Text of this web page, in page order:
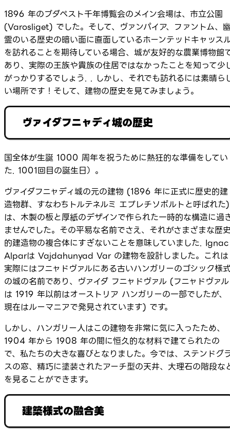
1896 年のブダペスト千年博覧会のメイン会場は、市立公園
(Varosliget) でした。そして、ヴァンパイア、ファントム、
霊のいる歴史の暗い面に直面しているホーンテッドキャッス
を訪れることを期待している場合、城が友好的な農業博物館
あり、実際の王族や貴族の住居ではなかったことを知って少
がっかりするでしょう. . しかし、それでも訪れるには素晴ら
い場所です！そして、建物の歴史を見てみましょう。
ヴァイダフニャディ城の歴史
国全体が生誕 1000 周年を祝うために熱狂的な準備をしてい
た. 1001回目の誕生日）。
ヴァイダフニャディ城の元の建物 (1896 年に正式に歴史的建
造物群、すなわちトルテネルミ エプレチソポルトと呼ばれた)
は、木製の板と厚紙のデザインで作られた一時的な構造に過
ませんでした。その平易な名前でさえ、それがさまざまな歴
的建造物の複合体にすぎないことを意味していました. Ignac
Alparは Vajdahunyad Var の建物を設計しました。これは
実際にはフニャドヴァルにある古いハンガリーのゴシック様
の城の名前であり、ヴァイダ フニャドヴァル (フニャドヴァル
は 1919 年以前はオーストリア ハンガリーの一部でしたが、
現在はルーマニアで発見されています) です。
しかし、ハンガリー人はこの建物を非常に気に入ったため、
1904 年から 1908 年の間に恒久的な材料で建てられたの
で、私たちの大きな喜びとなりました。今では、ステンドグ
スの窓、精巧に塗装されたアーチ型の天井、大理石の階段な
を見ることができます。
建築様式の融合美